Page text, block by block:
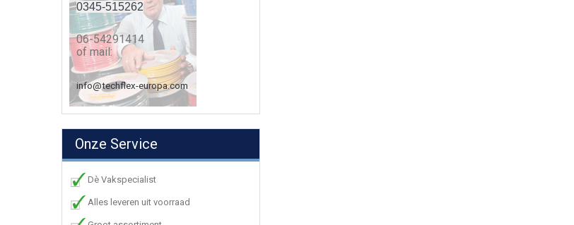
0345-515262
06-54291414
of mail:
info@techflex-europa.com
Onze Service
Dè Vakspecialist
Alles leveren uit voorraad